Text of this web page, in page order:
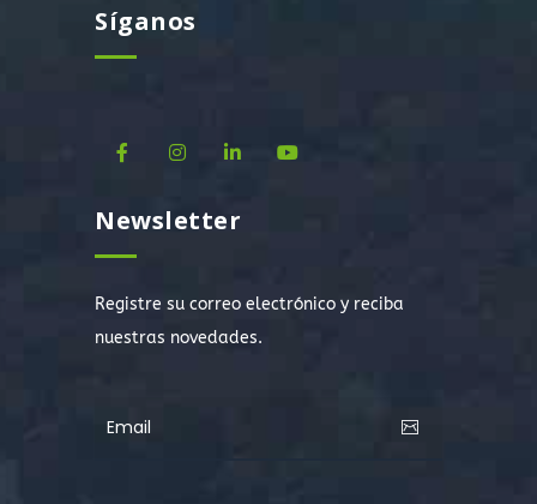
Síganos
Newsletter
Registre su correo electrónico y reciba
nuestras novedades.